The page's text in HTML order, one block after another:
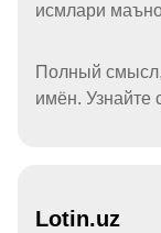
исмлари
Полный
имён. Узнайте
Lotin.uz